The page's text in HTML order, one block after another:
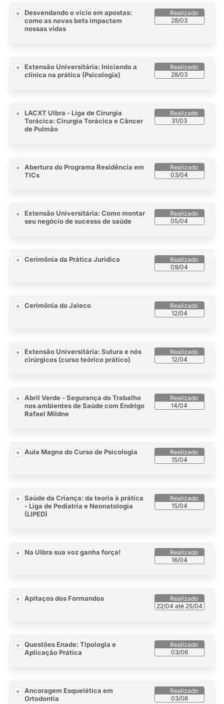
Desvendando o vício em apostas:
como as novas bets impactam
nossas vidas
28/03
Extensão Universitária: Iniciando a
clínica na prática (Psicologia)
28/03
LACXT Ulbra - Liga de Cirurgia
Torácica: Cirurgia Torácica e Câncer
de Pulmão
31/03
Abertura do Programa Residência em
TICs
03/04
Extensão Universitária: Como montar
seu negócio de sucesso de saúde
05/04
Cerimônia da Prática Jurídica
09/04
Cerimônia do Jaleco
12/04
Extensão Universitária: Sutura e nós
cirúrgicos (curso teórico prático)
12/04
Abril Verde - Segurança do Trabalho
nos ambientes de Saúde com Endrigo
Rafael Mildne
14/04
Aula Magna do Curso de Psicologia
15/04
Saúde da Criança: da teoria à prática
- Liga de Pediatria e Neonatologia
(LIPED)
15/04
Na Ulbra sua voz ganha força!
16/04
Apitaços dos Formandos
22/04 até 25/04
Questões Enade: Tipologia e
Aplicação Prática
03/06
Ancoragem Esquelética em
Ortodontia
03/06